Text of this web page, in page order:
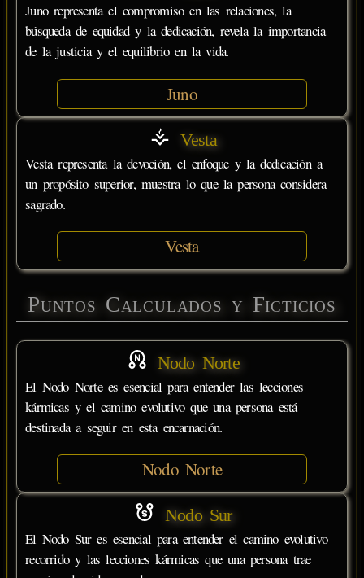
Juno representa el compromiso en las relaciones, la
búsqueda de equidad y la dedicación, revela la importancia
de la justicia y el equilibrio en la vida.
Juno
Vesta
Vesta representa la devoción, el enfoque y la dedicación a
un propósito superior, muestra lo que la persona considera
sagrado.
Vesta
Puntos Calculados y Ficticios
Nodo Norte
El Nodo Norte es esencial para entender las lecciones
kármicas y el camino evolutivo que una persona está
destinada a seguir en esta encarnación.
Nodo Norte
Nodo Sur
El Nodo Sur es esencial para entender el camino evolutivo
recorrido y las lecciones kármicas que una persona trae